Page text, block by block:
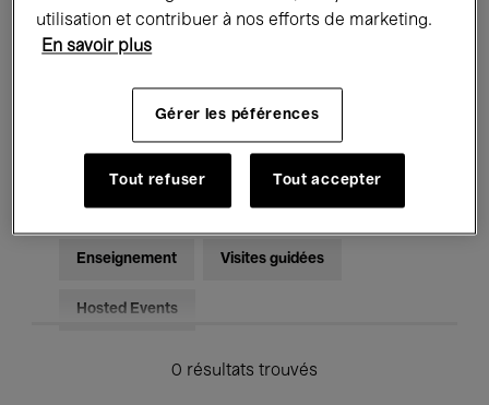
Rencontres & Débats Jazz
Musique électronique
Pour tous Kids’ Palace
Enseignement Visites guidées
Hosted Events
0 résultats trouvés
utilisation et contribuer à nos efforts de marketing.
En savoir plus
Gérer les péférences
Tout refuser Tout accepter